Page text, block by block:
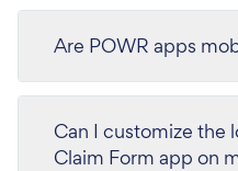
Are POWR apps
Can I customize the
Claim Form app on